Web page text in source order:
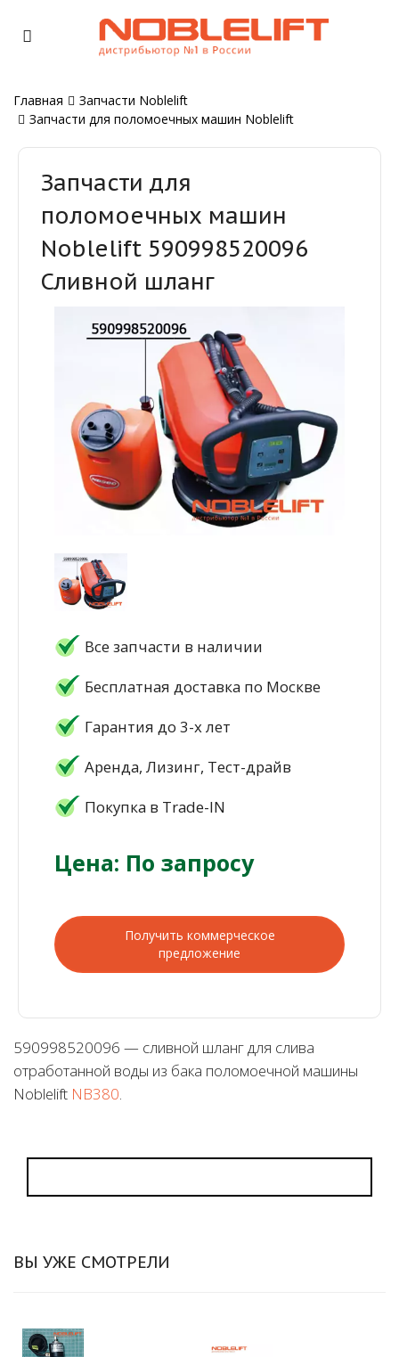
Главная
Запчасти Noblelift
Запчасти для поломоечных машин Noblelift
Запчасти для
поломоечных машин
Noblelift 590998520096
Сливной шланг
Все запчасти в наличии
Бесплатная доставка по Москве
Гарантия до 3-х лет
Аренда, Лизинг, Тест-драйв
Покупка в Trade-IN
Цена: По запросу
Получить коммерческое
предложение
590998520096 — сливной шланг для слива
отработанной воды из бака поломоечной машины
Noblelift NB380.
ВЫ УЖЕ СМОТРЕЛИ